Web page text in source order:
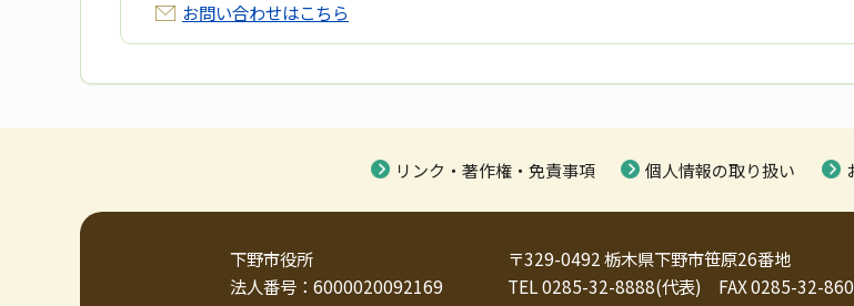
お問い合わせはこちら
リンク・著作権・免責事項 個人情報の取り扱い
下野市役所
法人番号：6000020092169
〒329-0492 栃木県下野市笹原26番地
TEL 0285-32-8888(代表) FAX 0285-32-